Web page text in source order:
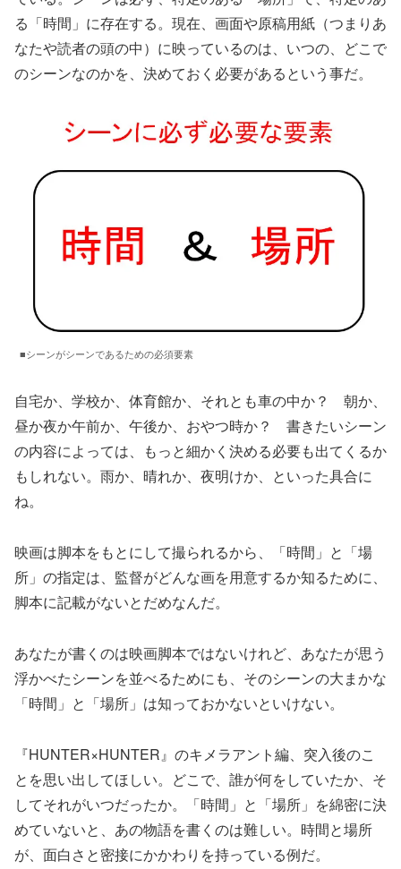
る「時間」に存在する。現在、画面や原稿用紙（つまりあ
なたや読者の頭の中）に映っているのは、いつの、どこで
のシーンなのかを、決めておく必要があるという事だ。
■シーンがシーンであるための必須要素
自宅か、学校か、体育館か、それとも車の中か？ 朝か、
昼か夜か午前か、午後か、おやつ時か？ 書きたいシーン
の内容によっては、もっと細かく決める必要も出てくるか
もしれない。雨か、晴れか、夜明けか、といった具合に
ね。
映画は脚本をもとにして撮られるから、「時間」と「場
所」の指定は、監督がどんな画を用意するか知るために、
脚本に記載がないとだめなんだ。
あなたが書くのは映画脚本ではないけれど、あなたが思う
浮かべたシーンを並べるためにも、そのシーンの大まかな
「時間」と「場所」は知っておかないといけない。
『HUNTER×HUNTER』のキメラアント編、突入後のこ
とを思い出してほしい。どこで、誰が何をしていたか、そ
してそれがいつだったか。「時間」と「場所」を綿密に決
めていないと、あの物語を書くのは難しい。時間と場所
が、面白さと密接にかかわりを持っている例だ。